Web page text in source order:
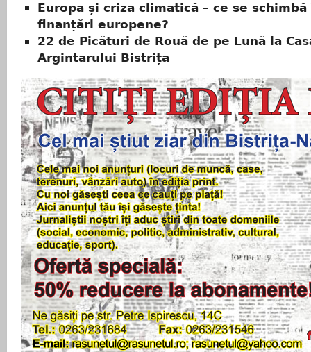
Europa și criza climatică – ce se
finanțări europene?
22 de Picături de Rouă de pe Lună la
Argintarului Bistrița